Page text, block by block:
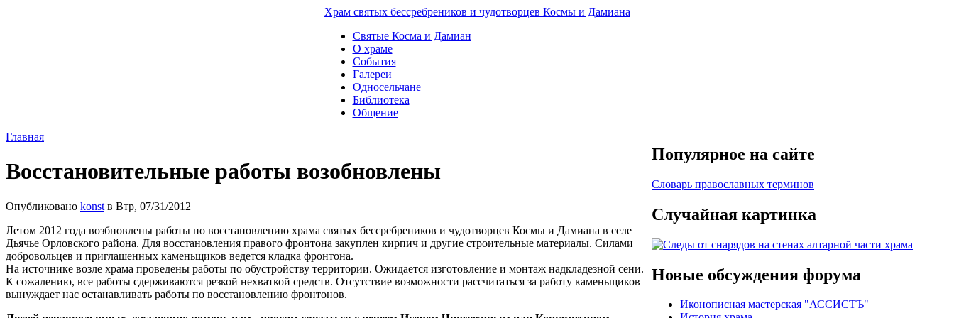
Храм святых бессребреников и чудотворцев Космы и Дамиана
Святые Косма и Дамиан
О храме
События
Галереи
Односельчане
Библиотека
Общение
Главная
Восстановительные работы возобновлены
Опубликовано konst в Втр, 07/31/2012
Летом 2012 года возбновлены работы по восстановлению храма святых бессребреников и чудотворцев Космы и Дамиана в селе
Дьячье Орловского района. Для восстановления правого фронтона закуплен кирпич и другие строительные материалы. Силами
добровольцев и приглашенных каменьщиков ведется кладка фронтона.
На источнике возле храма проведены работы по обустройству территории. Ожидается изготовление и монтаж надкладезной сени.
К сожалению, все работы сдерживаются резкой нехваткой средств. Отсутствие возможности рассчитаться за работу каменьщиков
вынуждает нас останавливать работы по восстановлению фронтонов.
Популярное на сайте
Словарь православных терминов
Случайная картинка
Новые обсуждения форума
Иконописная мастерская "АССИСТЪ"